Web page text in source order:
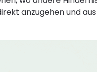
anzugehen und